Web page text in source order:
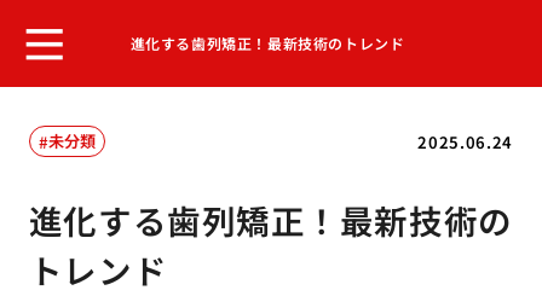
進化する歯列矯正！最新技術のトレンド
2025.06.24
未分類
進化する歯列矯正！最新技術の
トレンド